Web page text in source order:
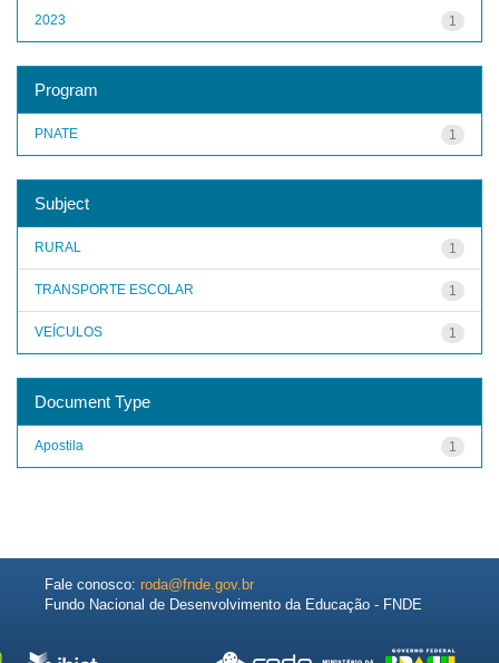
1
2023
Program
1
PNATE
Subject
1
RURAL
1
TRANSPORTE ESCOLAR
1
VEÍCULOS
Document Type
1
Apostila
Fale conosco: roda@fnde.gov.br
Fundo Nacional de Desenvolvimento da Educação - FNDE